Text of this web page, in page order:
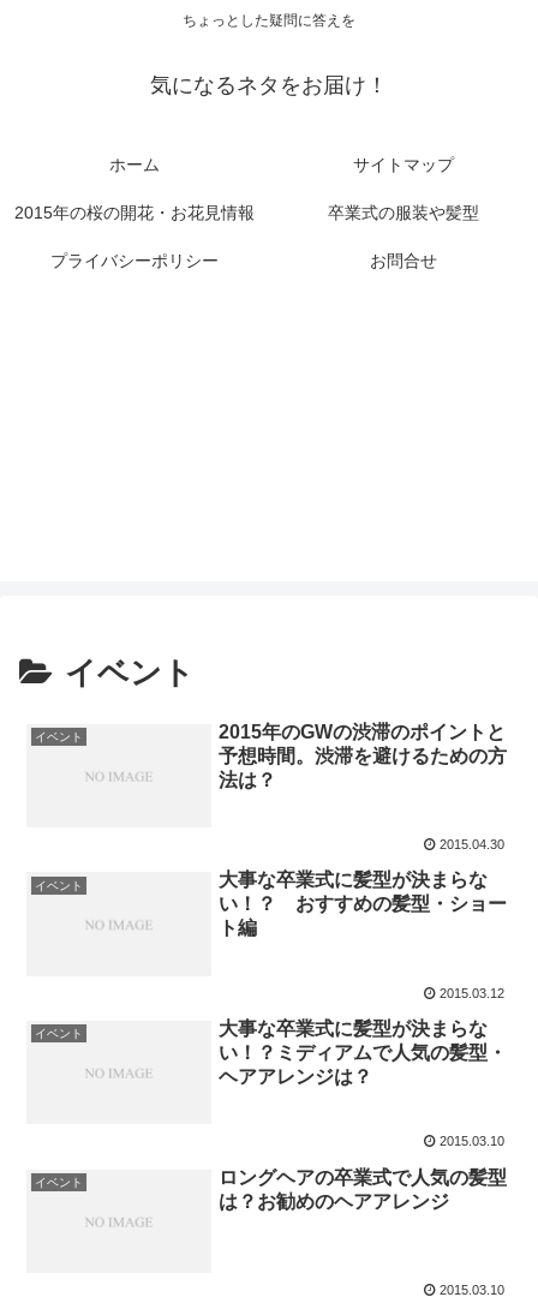
ちょっとした疑問に答えを
気になるネタをお届け！
ホーム サイトマップ
2015年の桜の開花・お花見情報 卒業式の服装や髪型
プライバシーポリシー お問合せ
イベント
イベント
2015年のGWの渋滞のポイントと
予想時間。渋滞を避けるための方
法は？
2015.04.30
イベント
大事な卒業式に髪型が決まらな
い！？ おすすめの髪型・ショー
ト編
2015.03.12
イベント
大事な卒業式に髪型が決まらな
い！？ミディアムで人気の髪型・
ヘアアレンジは？
2015.03.10
イベント
ロングヘアの卒業式で人気の髪型
は？お勧めのヘアアレンジ
2015.03.10